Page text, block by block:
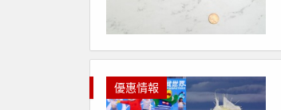
優惠情報